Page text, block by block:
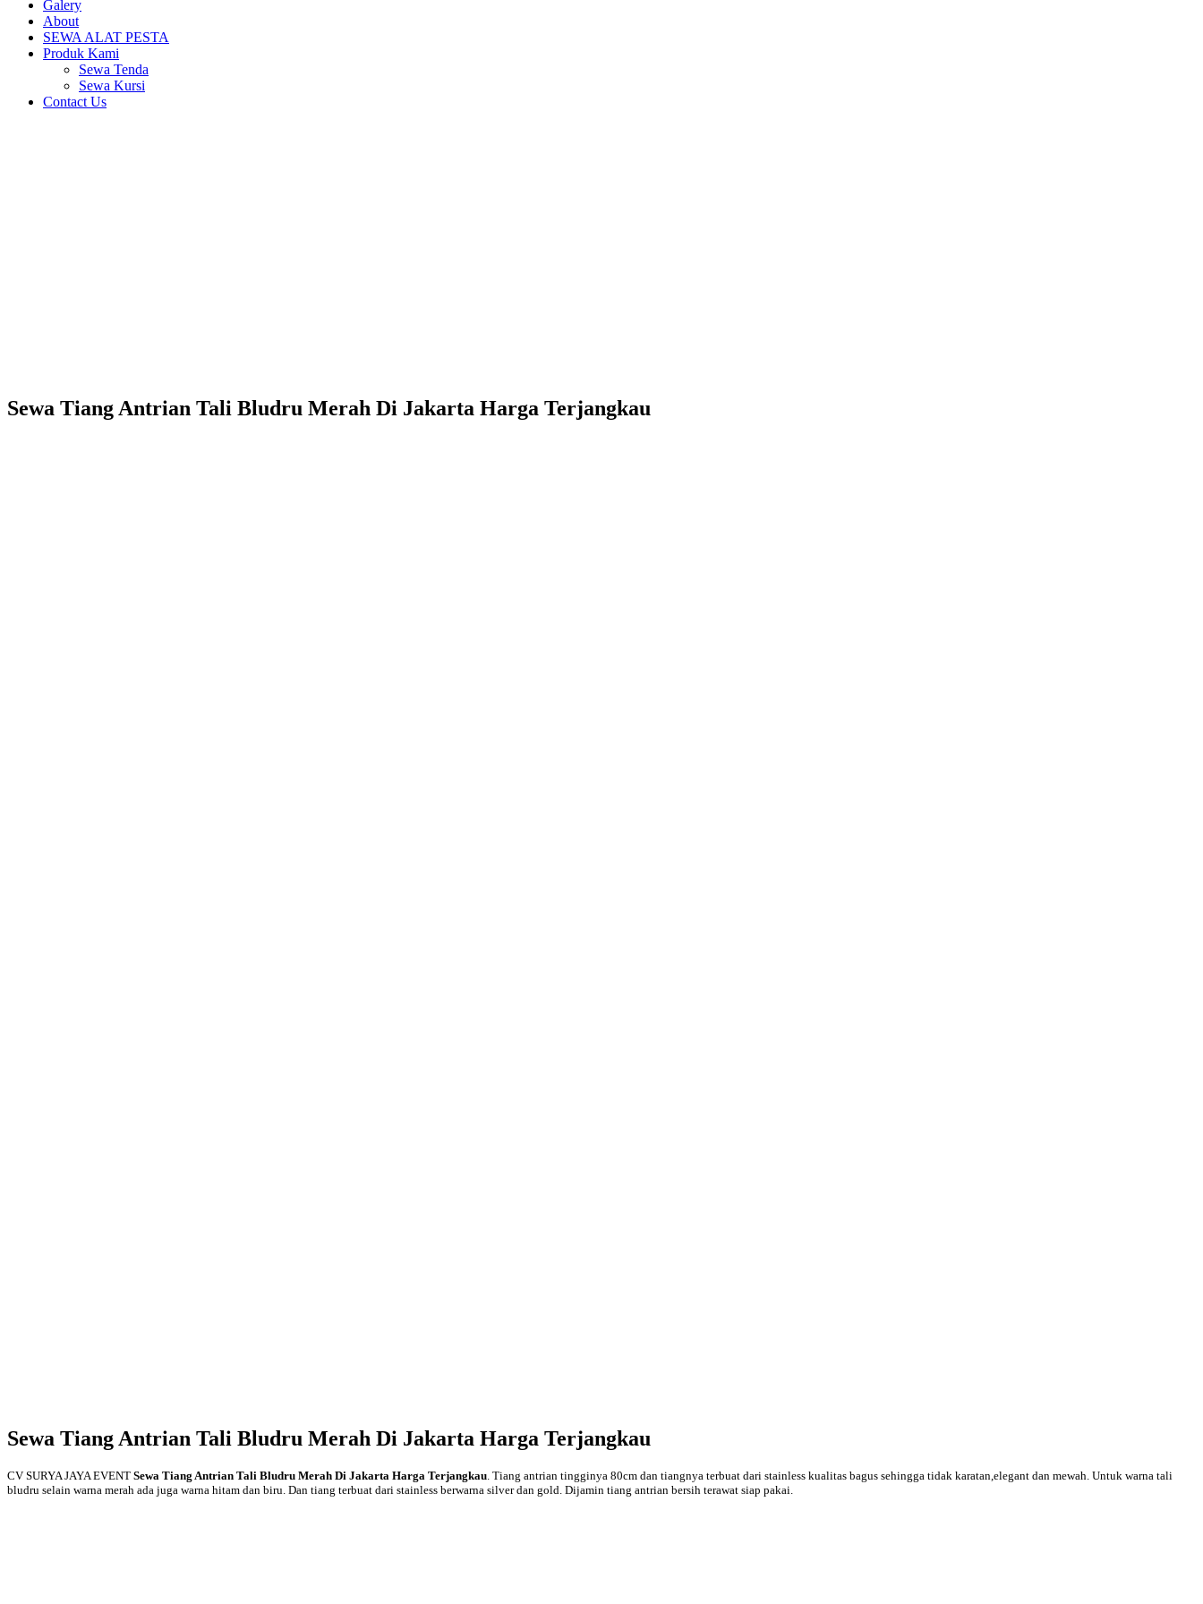
Galery
About
SEWA ALAT PESTA
Produk Kami
Sewa Tenda
Sewa Kursi
Contact Us
Sewa Tiang Antrian Tali Bludru Merah Di Jakarta Harga Terjangkau
Sewa Tiang Antrian Tali Bludru Merah Di Jakarta Harga Terjangkau
CV SURYA JAYA EVENT Sewa Tiang Antrian Tali Bludru Merah Di Jakarta Harga Terjangkau . Tiang antrian tingginya 80cm dan tiangnya terbuat dari stainless kualitas bagus sehingga tidak karatan,elegant dan mewah. Untuk warna tali
bludru selain warna merah ada juga warna hitam dan biru. Dan tiang terbuat dari stainless berwarna silver dan gold. Dijamin tiang antrian bersih terawat siap pakai.